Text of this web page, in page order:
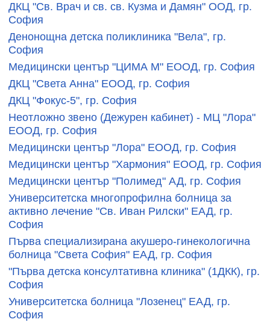
ДКЦ "Св. Врач и св. св. Кузма и Дамян" ООД, гр.
София
Денонощна детска поликлиника "Вела", гр.
София
Медицински център "ЦИМА М" ЕООД, гр. София
ДКЦ "Света Анна" ЕООД, гр. София
ДКЦ "Фокус-5", гр. София
Неотложно звено (Дежурен кабинет) - МЦ "Лора"
ЕООД, гр. София
Медицински център "Лора" ЕООД, гр. София
Медицински център "Хармония" ЕООД, гр. София
Медицински център "Полимед" АД, гр. София
Университетска многопрофилна болница за
активно лечение "Св. Иван Рилски" ЕАД, гр.
София
Първа специализирана акушеро-гинекологична
болница "Света София" ЕАД, гр. София
"Първа детска консултативна клиника" (1ДКК), гр.
София
Университетска болница "Лозенец" ЕАД, гр.
София